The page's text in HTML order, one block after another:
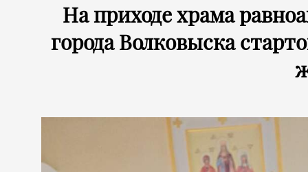
На приходе храма
города Волковыска